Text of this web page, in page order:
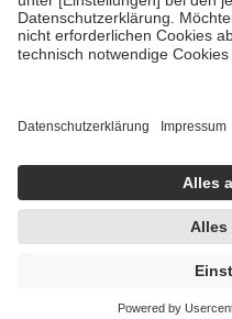
• empfohlenen
• Harn- und Blutteststreifen
getroffen, um sicherzustellen,
https://help.etrusted.com/hc/
Einige Bilder und Inhalte